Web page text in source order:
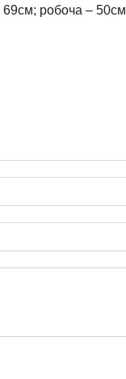
робоча – 50см